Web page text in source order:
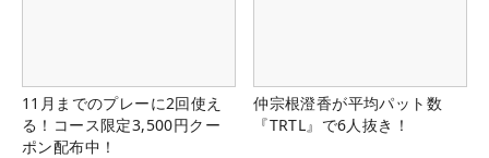
11月までのプレーに2回使え
る！コース限定3,500円クー
ポン配布中！
仲宗根澄香が平均パット数
『TRTL』で6人抜き！